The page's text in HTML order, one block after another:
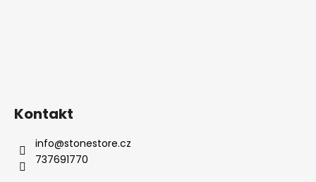
Kontakt
info@stonestore.cz
737691770